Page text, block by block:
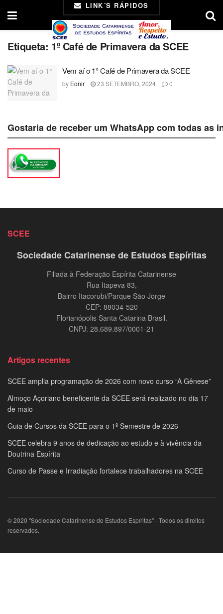
LINK´S RÁPIDOS
Etiqueta: 1º Café de Primavera da SCEE
Vem aí o 1° Café de Primavera da SCEE
by Eonir 23 SETEMBRO, 2024 0
Gostaria de receber um WhatsApp com todas
SCEE
Sociedade Catarinense de Estudos Espíritas
Filiada à Federação Espírita Catarinense
Rua Itapeva 83,
Bairro Itacorubi/Parque São Jorge
CEP: 88034-520
Florianópolis Santa Catarina Brasil.
CNPJ: 28.689.897/0001-21
Artigos recentes
SCEE amplia programação de 2026 com novo curso “A Gênese”
Almoço Açoriano beneficente da SCEE será realizado no dia 17
de maio
Guia de Cursos da SCEE para o 1º Semestre de 2026
SCEE celebra 9 anos de dedicação ao estudo e à vivência da
Doutrina Espírita
Curso de Passe e Irradiação fortalece trabalhadores na SCEE
© 2020 "Sociedade Catarinense de Estudos Espíritas" - Todos os direitos
reservados.